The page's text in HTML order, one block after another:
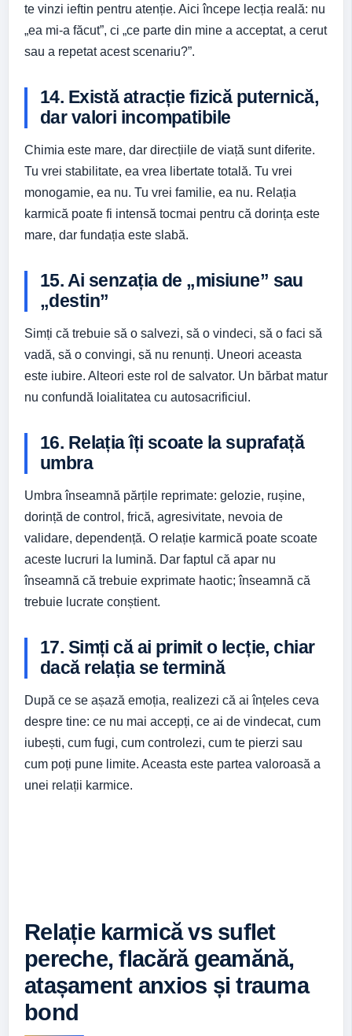
te vinzi ieftin pentru atenție. Aici începe lecția reală: nu
„ea mi-a făcut”, ci „ce parte din mine a acceptat, a cerut
sau a repetat acest scenariu?”.
14. Există atracție fizică puternică,
dar valori incompatibile
Chimia este mare, dar direcțiile de viață sunt diferite.
Tu vrei stabilitate, ea vrea libertate totală. Tu vrei
monogamie, ea nu. Tu vrei familie, ea nu. Relația
karmică poate fi intensă tocmai pentru că dorința este
mare, dar fundația este slabă.
15. Ai senzația de „misiune” sau
„destin”
Simți că trebuie să o salvezi, să o vindeci, să o faci să
vadă, să o convingi, să nu renunți. Uneori aceasta
este iubire. Alteori este rol de salvator. Un bărbat matur
nu confundă loialitatea cu autosacrificiul.
16. Relația îți scoate la suprafață
umbra
Umbra înseamnă părțile reprimate: gelozie, rușine,
dorință de control, frică, agresivitate, nevoia de
validare, dependență. O relație karmică poate scoate
aceste lucruri la lumină. Dar faptul că apar nu
înseamnă că trebuie exprimate haotic; înseamnă că
trebuie lucrate conștient.
17. Simți că ai primit o lecție, chiar
dacă relația se termină
După ce se așază emoția, realizezi că ai înțeles ceva
despre tine: ce nu mai accepți, ce ai de vindecat, cum
iubești, cum fugi, cum controlezi, cum te pierzi sau
cum poți pune limite. Aceasta este partea valoroasă a
unei relații karmice.
Relație karmică vs suflet
pereche, flacără geamănă,
atașament anxios și trauma
bond